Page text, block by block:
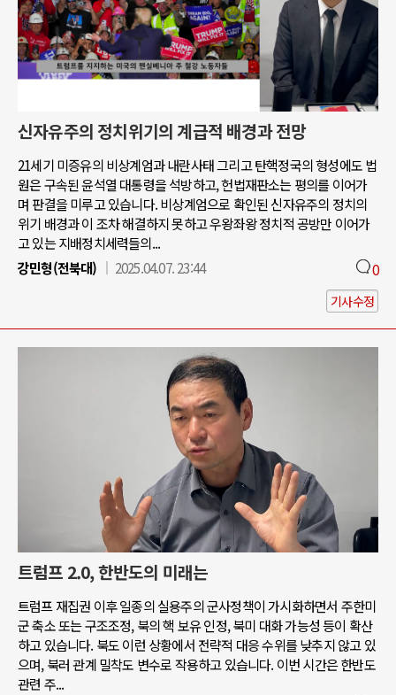
신자유주의 정치위기의 계급적 배경과 전망
21세기 미증유의 비상계엄과 내란사태 그리고 탄핵정국의 형성에도 법
원은 구속된 윤석열 대통령을 석방하고, 헌법재판소는 평의를 이어가
며 판결을 미루고 있습니다. 비상계엄으로 확인된 신자유주의 정치의
위기 배경과 이 조차 해결하지 못하고 우왕좌왕 정치적 공방만 이어가
고 있는 지배정치세력들의...
강민형(전북대)
2025.04.07. 23:44 0
기사수정
트럼프 2.0, 한반도의 미래는
트럼프 재집권 이후 일종의 실용주의 군사정책이 가시화하면서 주한미
군 축소 또는 구조조정, 북의 핵 보유 인정, 북미 대화 가능성 등이 확산
하고 있습니다. 북도 이런 상황에서 전략적 대응 수위를 낮추지 않고 있
으며, 북러 관계 밀착도 변수로 작용하고 있습니다. 이번 시간은 한반도
관련 주...